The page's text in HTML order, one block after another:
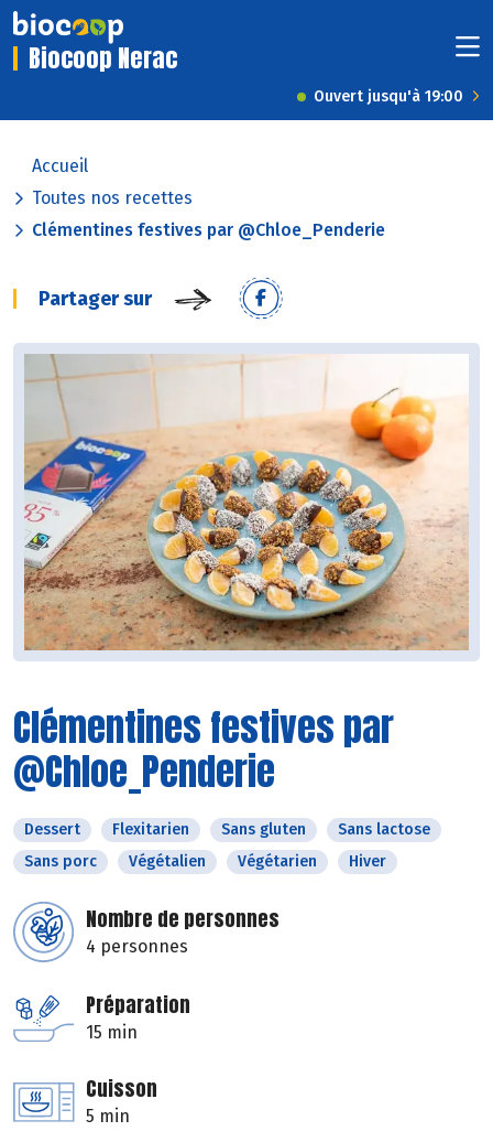
Biocoop Nerac
Ouvert jusqu'à 19:00
Accueil
Toutes nos recettes
Clémentines festives par @Chloe_Penderie
Partager sur
Clémentines festives par
@Chloe_Penderie
Dessert Flexitarien Sans gluten
Sans lactose
Sans porc
Végétalien Végétarien Hiver
Nombre de personnes
4 personnes
Préparation
15 min
Cuisson
5 min